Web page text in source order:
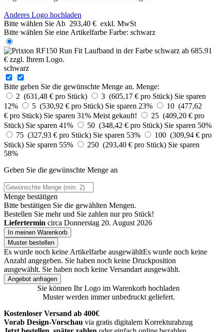
Anderes Logo hochladen
Bitte wählen Sie Ab 293,40 € exkl. MwSt
Bitte wählen Sie eine Artikelfarbe Farbe: schwarz
schwarz
Bitte geben Sie die gewünschte Menge an. Menge:
2 (631,48 € pro Stück)
3 (605,17 € pro Stück) Sie sparen
12%
5 (530,92 € pro Stück) Sie sparen 23%
10 (477,62
€ pro Stück) Sie sparen 31% Meist gekauft!
25 (409,20 € pro
Stück) Sie sparen 41% 50 (348,42 € pro Stück) Sie sparen 50%
75 (327,93 € pro Stück) Sie sparen 53%
100 (309,94 € pro
Stück) Sie sparen 55% 250 (293,40 € pro Stück) Sie sparen
58%
Geben Sie die gewünschte Menge an
Menge bestätigen
Bitte bestätigen Sie die gewählten Mengen.
Bestellen Sie mehr und Sie zahlen nurpro Stück!
Liefertermin circa Donnerstag 20. August 2026
In meinen Warenkorb
Muster bestellen
Es wurde noch keine Artikelfarbe ausgewähltEs wurde noch keine
Anzahl angegeben. Sie haben noch keine Druckposition
ausgewählt. Sie haben noch keine Versandart ausgewählt.
Angebot anfragen
Sie können Ihr Logo im Warenkorb hochladen
Muster werden immer unbedruckt geliefert.
Kostenloser Versand ab 400€
Vorab Design-Vorschau via gratis digitalem Korrekturabzug